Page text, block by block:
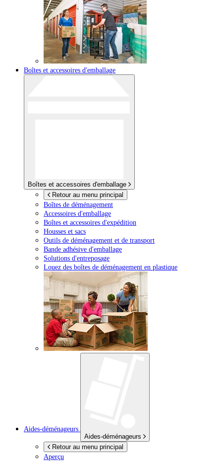
Boîtes et accessoires d'emballage
Boîtes et accessoires d'emballage
Retour au menu principal
Boîtes de déménagement
Accessoires d'emballage
Boîtes et accessoires d'expédition
Housses et sacs
Outils de déménagement et de transport
Bande adhésive d'emballage
Solutions d'entreposage
Louez des boîtes de déménagement en plastique
Aides-déménageurs
Aides-déménageurs
Retour au menu principal
Aperçu